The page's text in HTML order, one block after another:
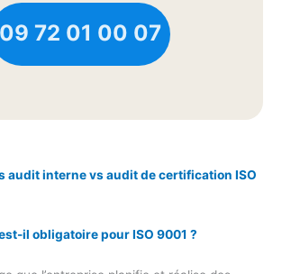
09 72 01 00 07
audit interne vs audit de certification ISO
il obligatoire pour ISO 9001 ?